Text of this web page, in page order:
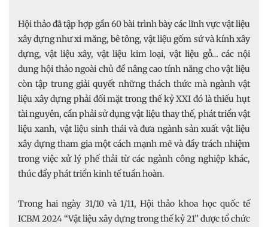
Hội thảo đã tập hợp gần 60 bài trình bày các lĩnh vực vật liệu
xây dựng như xi măng, bê tông, vật liệu gốm sứ và kính xây
dựng, vật liệu xây, vật liệu kim loại, vật liệu gỗ… các nội
dung hội thảo ngoài chủ đề nâng cao tính năng cho vật liệu
còn tập trung giải quyết những thách thức mà ngành vật
liệu xây dựng phải đối mặt trong thế kỷ XXI đó là thiếu hụt
tài nguyên, cần phải sử dụng vật liệu thay thế, phát triển vật
liệu xanh, vật liệu sinh thái và đưa ngành sản xuất vật liệu
xây dựng tham gia một cách mạnh mẽ và đầy trách nhiệm
trong việc xử lý phế thải từ các ngành công nghiệp khác,
thúc đẩy phát triển kinh tế tuần hoàn.
Trong hai ngày 31/10 và 1/11, Hội thảo khoa học quốc tế
ICBM 2024 “Vật liệu xây dựng trong thế kỷ 21” được tổ chức